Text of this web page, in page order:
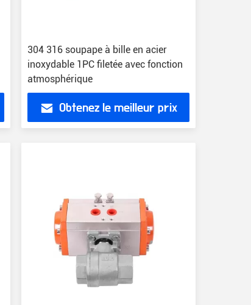
304 316 soupape à bille en acier
inoxydable 1PC filetée avec fonction
atmosphérique
Obtenez le meilleur prix